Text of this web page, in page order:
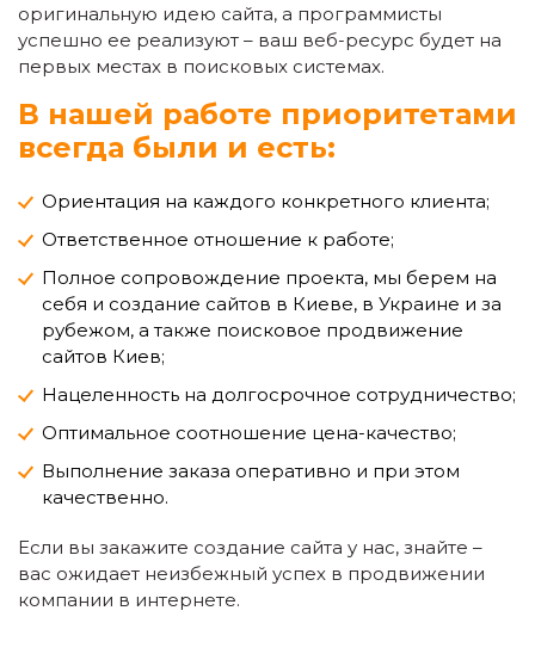
оригинальную идею сайта, а программисты
успешно ее реализуют – ваш веб-ресурс будет на
первых местах в поисковых системах.
В нашей работе приоритетами
всегда были и есть:
Ориентация на каждого конкретного клиента;
Ответственное отношение к работе;
Полное сопровождение проекта, мы берем на
себя и создание сайтов в Киеве, в Украине и за
рубежом, а также поисковое продвижение
сайтов Киев;
Нацеленность на долгосрочное сотрудничество;
Оптимальное соотношение цена-качество;
Выполнение заказа оперативно и при этом
качественно.
Если вы закажите создание сайта у нас, знайте –
вас ожидает неизбежный успех в продвижении
компании в интернете.